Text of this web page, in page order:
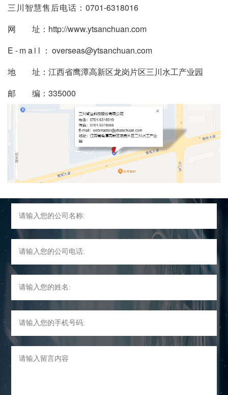
三川智慧售后电话： 0701-6318016
网 址：http://www.ytsanchuan.com
E-mail：overseas@ytsanchuan.com
地 址：江西省鹰潭高新区龙岗片区三川水工产业园
邮 编：335000